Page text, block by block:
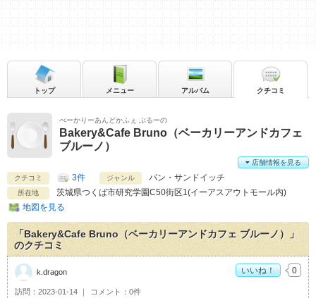
べーかりーあんどかふぇ ぶるーの
Bakery&Cafe Bruno（ベーカリーアンドカフェ
ブルーノ）
クチコミ 3件 ジャンル パン・サンドイッチ
所在地 茨城県つくば市研究学園C50街区1(イーアスアウトモール内)
地図を見る
店舗情報を見る
トップ メニュー アルバム クチコミ
「Bakery&Cafe Bruno（ベーカリーアンドカフェ ブルーノ）」
のクチコミ
訪問 2023-01-14 コメント 0件
k.dragon いいね！ 0